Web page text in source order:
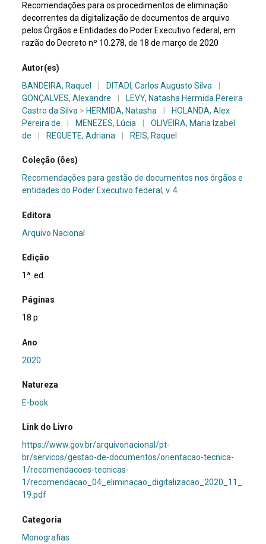
Recomendações para os procedimentos de eliminação
decorrentes da digitalização de documentos de arquivo
pelos Órgãos e Entidades do Poder Executivo federal, em
razão do Decreto nº 10.278, de 18 de março de 2020
Autor(es)
BANDEIRA, Raquel
DITADI, Carlos Augusto Silva
GONÇALVES, Alexandre
LEVY, Natasha Hermida Pereira
Castro da Silva > HERMIDA, Natasha
HOLANDA, Alex
Pereira de
MENEZES, Lúcia
OLIVEIRA, Maria Izabel
de
REGUETE, Adriana REIS, Raquel
Coleção (ões)
Recomendações para gestão de documentos nos órgãos e
entidades do Poder Executivo federal, v. 4
Editora
Arquivo Nacional
Edição
1ª. ed.
Páginas
18 p.
Ano
2020
Natureza
E-book
Link do Livro
https://www.gov.br/arquivonacional/pt-
br/servicos/gestao-de-documentos/orientacao-tecnica-
1/recomendacoes-tecnicas-
1/recomendacao_04_eliminacao_digitalizacao_2020_11_
19.pdf
Categoria
Monografias